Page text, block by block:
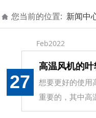
您当前的位置: 新闻中
Feb2022
27
想要更好的使用
重要的，其中高
过吗